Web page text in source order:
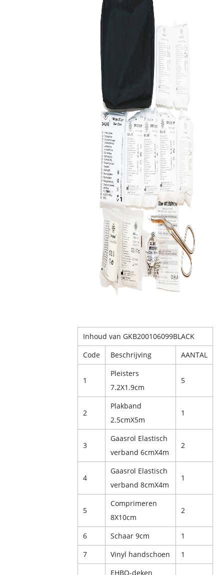
Inhoud van GKB200106099BLACK
Code
Beschrijving AANTAL
1
Pleisters
7.2X1.9cm
5
2
Plakband
2.5cmX5m
1
3
Gaasrol Elastisch
verband 6cmX4m
2
4
Gaasrol Elastisch
verband 8cmX4m
1
5
Comprimeren
8X10cm
2
6 Schaar 9cm
1
7
Vinyl handschoen 1
EHBO-deken